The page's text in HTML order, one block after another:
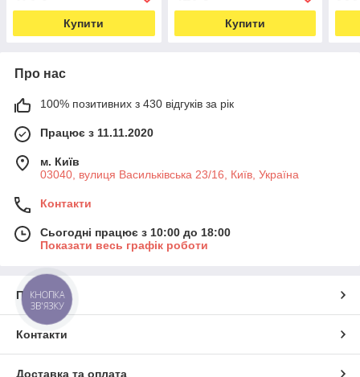
Купити Купити
Про нас
100% позитивних з 430 відгуків за рік
Працює з 11.11.2020
м. Київ
03040, вулиця Васильківська 23/16, Київ, Україна
Контакти
Сьогодні працює з 10:00 до 18:00
Показати весь графік роботи
Про нас
Контакти
Доставка та оплата
КНОПКА
ЗВ'ЯЗКУ